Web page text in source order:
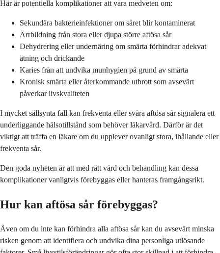
Här är potentiella komplikationer att vara medveten om:
Sekundära bakterieinfektioner om såret blir kontaminerat
Ärrbildning från stora eller djupa större aftösa sår
Dehydrering eller undernäring om smärta förhindrar adekvat
ätning och drickande
Karies från att undvika munhygien på grund av smärta
Kronisk smärta eller återkommande utbrott som avsevärt
påverkar livskvaliteten
I mycket sällsynta fall kan frekventa eller svåra aftösa sår signalera ett
underliggande hälsotillstånd som behöver läkarvård. Därför är det
viktigt att träffa en läkare om du upplever ovanligt stora, ihållande eller
frekventa sår.
Den goda nyheten är att med rätt vård och behandling kan dessa
komplikationer vanligtvis förebyggas eller hanteras framgångsrikt.
Hur kan aftösa sår förebyggas?
Även om du inte kan förhindra alla aftösa sår kan du avsevärt minska
risken genom att identifiera och undvika dina personliga utlösande